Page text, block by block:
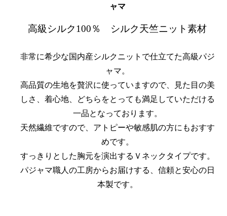
ャマ
高級シルク100％ シルク天竺ニット素材
非常に希少な国内産シルクニットで仕立てた高級パジ
ャマ。
高品質の生地を贅沢に使っていますので、見た目の美
しさ、着心地、どちらをとっても満足していただける
一品となっております。
天然繊維ですので、アトピーや敏感肌の方にもおすす
めです。
すっきりとした胸元を演出するＶネックタイプです。
パジャマ職人の工房からお届けする、信頼と安心の日
本製です。